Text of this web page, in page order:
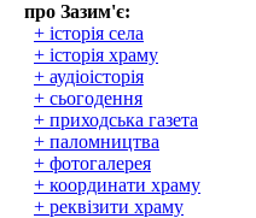
про Зазим'є:
+ історія села
+ історія храму
+ аудіоісторія
+ сьогодення
+ приходська газета
+ паломництва
+ фотогалерея
+ координати храму
+ реквізити храму